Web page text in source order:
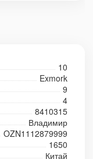
10
Exmork
9
4
8410315
Владимир
OZN1112879999
1650
Китай